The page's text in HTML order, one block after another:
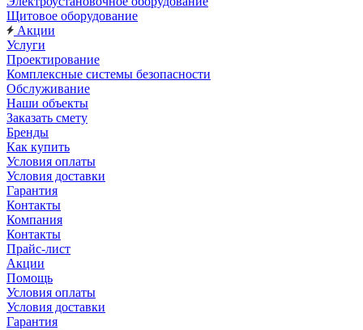
Щитовое оборудование
Акции
Услуги
Проектирование
Комплексные системы безопасности
Обслуживание
Наши объекты
Заказать смету
Бренды
Как купить
Условия оплаты
Условия доставки
Гарантия
Контакты
Компания
Контакты
Прайс-лист
Акции
Помощь
Условия оплаты
Условия доставки
Гарантия